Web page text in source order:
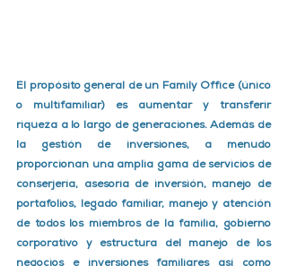
El propósito general de un Family Office (único
o multifamiliar) es aumentar y transferir
riqueza a lo largo de generaciones. Además de
la gestión de inversiones, a menudo
proporcionan una amplia gama de servicios de
conserjería, asesoría de inversión, manejo de
portafolios, legado familiar, manejo y atención
de todos los miembros de la familia, gobierno
corporativo y estructura del manejo de los